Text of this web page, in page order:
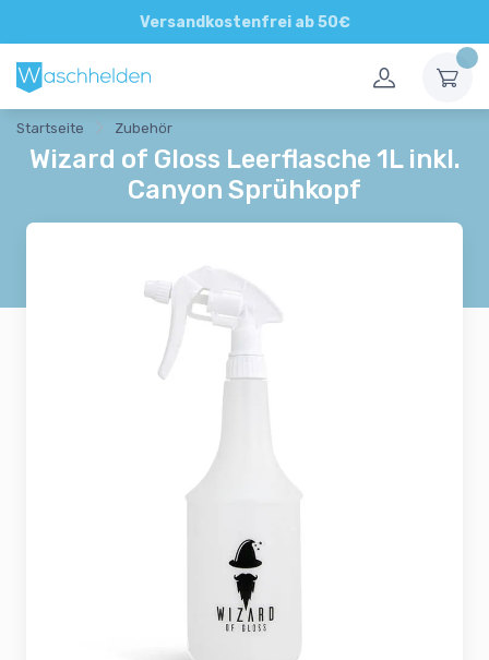
Versandkostenfrei ab 50€
Direkte und persönliche Beratung
Startseite Zubehör
Wizard of Gloss Leerflasche 1L inkl.
Canyon Sprühkopf